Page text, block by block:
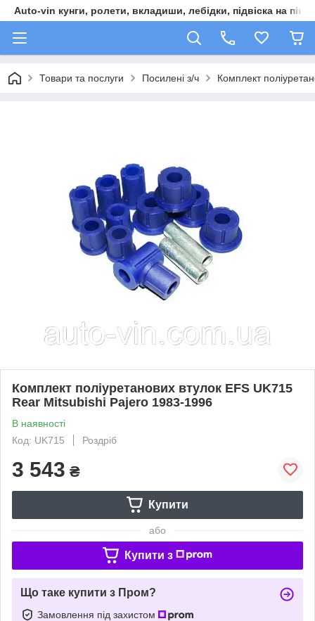
Auto-vin кунги, ролети, вкладиши, лебідки, підвіска на пікап
Товари та послуги Посилені з/ч Комплект
Комплект поліуретанових втулок EFS UK715
Rear Mitsubishi Pajero 1983-1996
В наявності
Код: UK715
Роздріб
3 543 ₴
Купити
або
Купити з
Що таке купити з Пром?
Замовлення під захистом